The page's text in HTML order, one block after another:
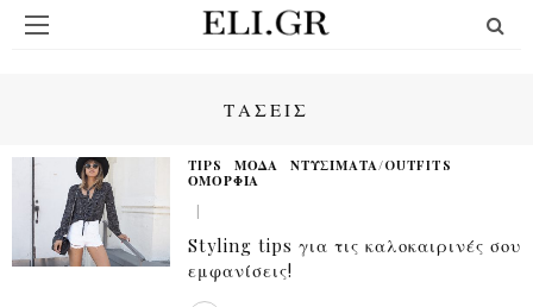
ΤΑΣΕΙΣ
TIPS ΜΟΔΑ
ΝΤΥΣΊΜΑΤΑ/OUTFITS
ΟΜΟΡΦΙΆ
Styling tips για τις καλοκαιρινές σου
εμφανίσεις!